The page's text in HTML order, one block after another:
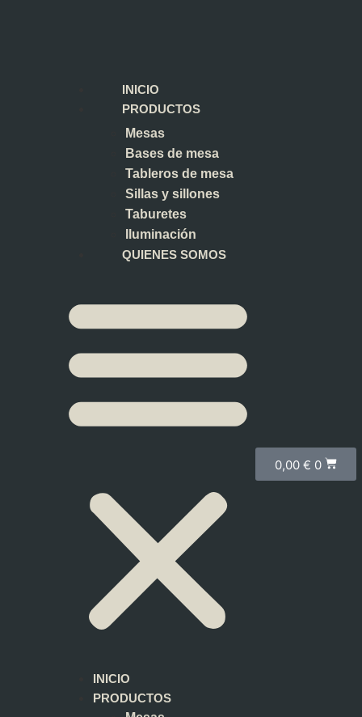
INICIO
PRODUCTOS
Mesas
Bases de mesa
Tableros de mesa
Sillas y sillones
Taburetes
Iluminación
QUIENES SOMOS
INICIO
PRODUCTOS
0,00 € 0